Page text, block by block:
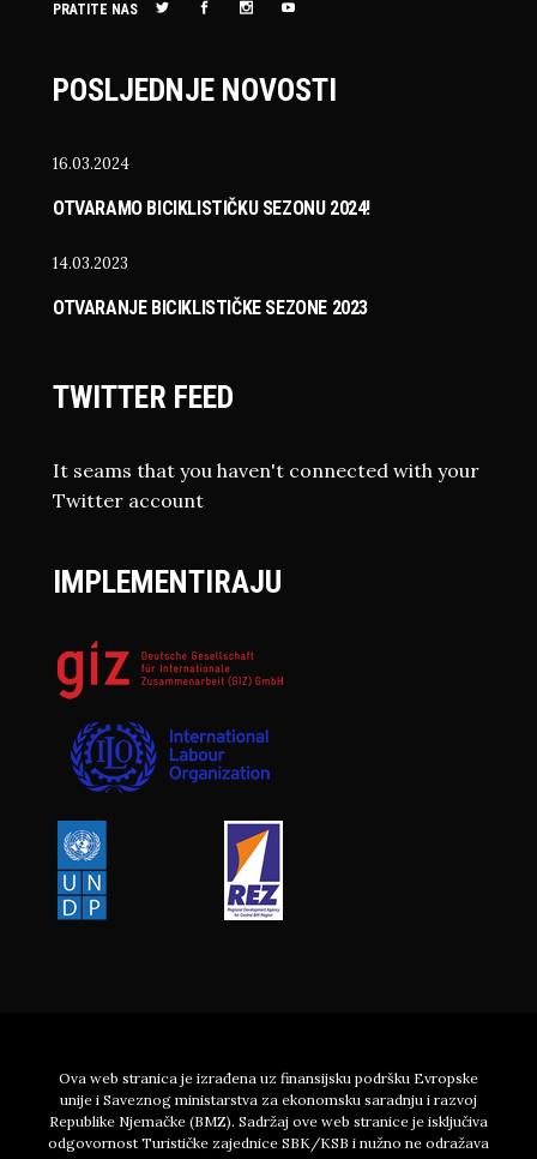
PRATITE NAS
POSLJEDNJE NOVOSTI
16.03.2024
OTVARAMO BICIKLISTIČKU SEZONU 2024!
14.03.2023
OTVARANJE BICIKLISTIČKE SEZONE 2023
TWITTER FEED
It seams that you haven't connected with your
Twitter account
IMPLEMENTIRAJU
Ova web stranica je izrađena uz finansijsku podršku Evropske
unije i Saveznog ministarstva za ekonomsku saradnju i razvoj
Republike Njemačke (BMZ). Sadržaj ove web stranice je isključiva
odgovornost Turističke zajednice SBK/KSB i nužno ne odražava